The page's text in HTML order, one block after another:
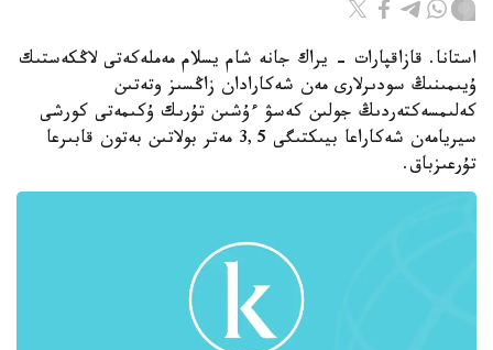
استانا. قازاقپارات - يراك جانە شام يسلام مەملەكەتى لاڭكەستىك
ۇيىمىنىڭ سودىرلارى مەن شەكارادان زاڭسىز وتەتىن
كەلىمسەكتەردىڭ جولىن كەسۋ ءۇشىن تۇرىك ۇكىمەتى كورشى
سيريامەن شەكاراعا بيىكتىگى 3,5 مەتر بولاتىن بەتون قابىرعا
تۇرعىزباق.